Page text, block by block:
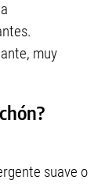
muy
suave o